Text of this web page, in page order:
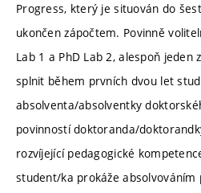
Progress, který je situován do
ukončen zápočtem. Povinně
Lab 1 a PhD Lab 2, alespoň
splnit během prvních dvou let
absolventa/absolventky
povinností doktoranda/
rozvíjející pedagogické
student/ka prokáže absolvováním